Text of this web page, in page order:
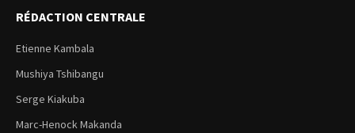
RÉDACTION CENTRALE
Etienne Kambala
Mushiya Tshibangu
Serge Kiakuba
Marc-Henock Makanda